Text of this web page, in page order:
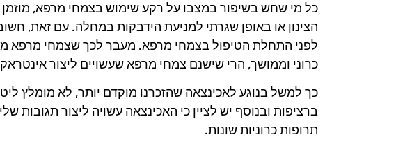
כל מי שחש בשיפור במצבו על רקע שימוש בצמחי מרפא,
הצינון או באופן שגרתי למניעת הידבקות במחלה. עם זאת,
לפני התחלת הטיפול בצמחי מרפא. מעבר לכך שצמחי מרפא
כרוני וממושך, הרי שישנם צמחי מרפא שעשויים ליצור
כך למשל בנוגע לאכינצאה שהזכרנו מוקדם יותר, לא מומלץ
ברציפות ובנוסף יש לציין כי האכינצאה עשויה ליצור תגובות
תרופות כרוניות שונות.